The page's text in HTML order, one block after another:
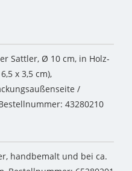
Sattler, Ø 10 cm, in Holz-
x 3,5 cm),
/
43280210
handbemalt und bei ca.